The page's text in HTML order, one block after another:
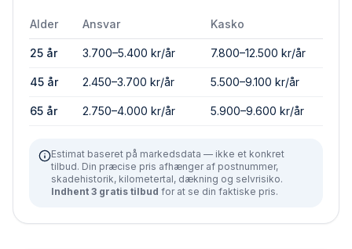
Alder Ansvar Kasko
25 år 3.700–5.400 kr/år 7.800–12.500 kr/år
45 år 2.450–3.700 kr/år 5.500–9.100 kr/år
65 år 2.750–4.000 kr/år 5.900–9.600 kr/år
Estimat baseret på markedsdata — ikke et konkret
tilbud. Din præcise pris afhænger af postnummer,
skadehistorik, kilometertal, dækning og selvrisiko.
Indhent 3 gratis tilbud for at se din faktiske pris.